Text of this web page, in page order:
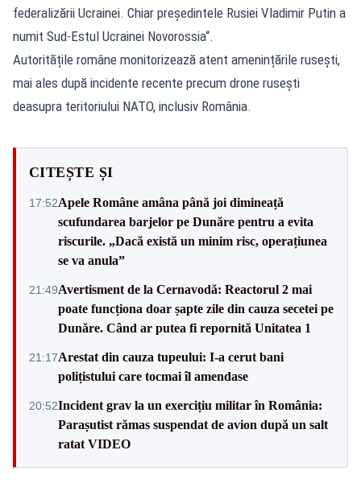
federalizării Ucrainei. Chiar preşedintele Rusiei Vladimir Putin a
numit Sud-Estul Ucrainei Novorossia“.
Autoritățile române monitorizează atent amenințările rusești,
mai ales după incidente recente precum drone rusești
deasupra teritoriului NATO, inclusiv România.
CITEȘTE ȘI
17:52Apele Române amâna până joi dimineață
scufundarea barjelor pe Dunăre pentru a evita
riscurile. „Dacă există un minim risc, operațiunea
se va anula”
21:49Avertisment de la Cernavodă: Reactorul 2 mai
poate funcționa doar șapte zile din cauza secetei pe
Dunăre. Când ar putea fi repornită Unitatea 1
21:17Arestat din cauza tupeului: I-a cerut bani
polițistului care tocmai îl amendase
20:52Incident grav la un exercițiu militar în România:
Parașutist rămas suspendat de avion după un salt
ratat VIDEO